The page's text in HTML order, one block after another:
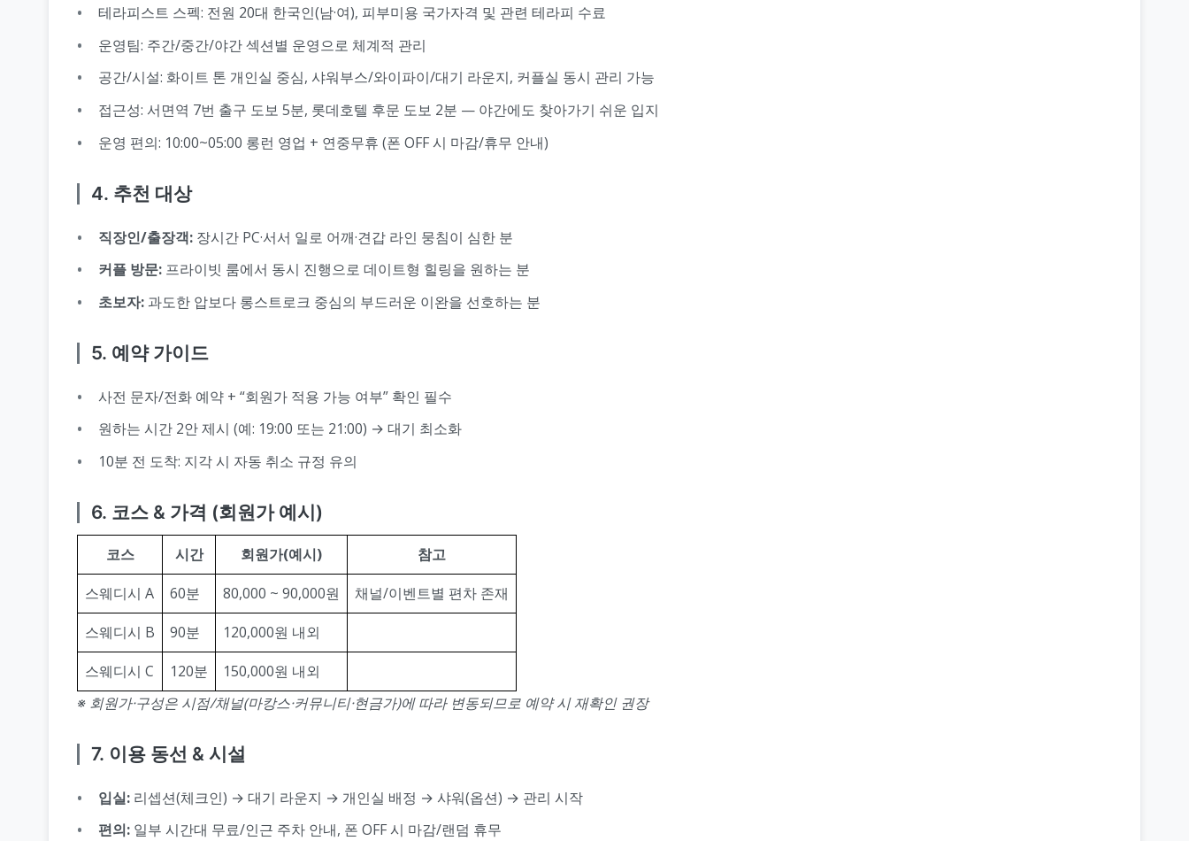
테라피스트 스펙: 전원 20대 한국인(남·여), 피부미용 국가자격 및 관련 테라피 수료
운영팀: 주간/중간/야간 섹션별 운영으로 체계적 관리
공간/시설: 화이트 톤 개인실 중심, 샤워부스/와이파이/대기 라운지, 커플실 동시 관리 가능
접근성: 서면역 7번 출구 도보 5분, 롯데호텔 후문 도보 2분 — 야간에도 찾아가기 쉬운 입지
운영 편의: 10:00~05:00 롱런 영업 + 연중무휴 (폰 OFF 시 마감/휴무 안내)
4. 추천 대상
직장인/출장객: 장시간 PC·서서 일로 어깨·견갑 라인 뭉침이 심한 분
커플 방문: 프라이빗 룸에서 동시 진행으로 데이트형 힐링을 원하는 분
초보자: 과도한 압보다 롱스트로크 중심의 부드러운 이완을 선호하는 분
5. 예약 가이드
사전 문자/전화 예약 + “회원가 적용 가능 여부” 확인 필수
원하는 시간 2안 제시 (예: 19:00 또는 21:00) → 대기 최소화
10분 전 도착: 지각 시 자동 취소 규정 유의
6. 코스 & 가격 (회원가 예시)
코스 시간 회원가(예시)
참고
스웨디시 A
60분 80,000 ~ 90,000원
채널/이벤트별 편차 존재
스웨디시 B
90분
120,000원 내외
스웨디시 C
120분
150,000원 내외
※ 회원가·구성은 시점/채널(마캉스·커뮤니티·현금가)에 따라 변동되므로 예약 시 재확인 권장
7. 이용 동선 & 시설
입실: 리셉션(체크인) → 대기 라운지 → 개인실 배정 → 샤워(옵션) → 관리 시작
편의: 일부 시간대 무료/인근 주차 안내, 폰 OFF 시 마감/랜덤 휴무